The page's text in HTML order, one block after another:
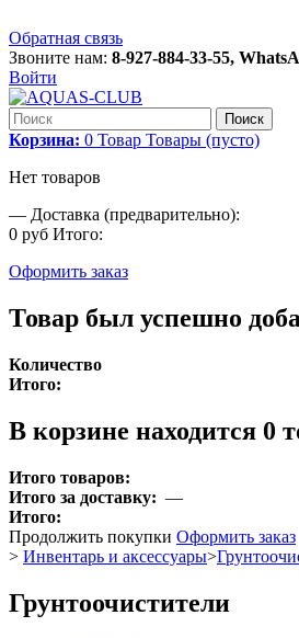
Обратная связь
Звоните нам: 8-927-884-33-55,
Войти
Поиск
Корзина: 0 Товар Товары (пусто)
Нет товаров
— Доставка (предварительно):
0 руб Итого:
Оформить заказ
Товар был успешно
Количество
Итого:
В корзине находится 0
Итого товаров:
Итого за доставку: —
Итого:
Продолжить покупки Оформить заказ
> Инвентарь и аксессуары>
Грунтоочистители